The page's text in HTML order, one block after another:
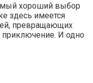
хороший выбор
здесь имеется
превращающих
приключение. И одно